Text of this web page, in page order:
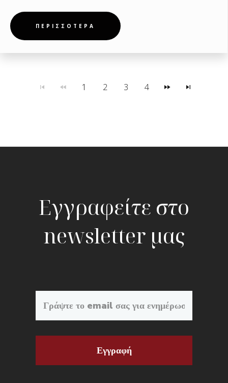
ΠΕΡΙΣΣΟΤΕΡΑ
1 2 3 4
Εγγραφείτε στο
newsletter μας
Εγγραφή